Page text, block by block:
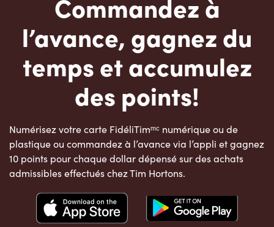
Commandez à
l’avance, gagnez du
temps et accumulez
des points!
Numérisez votre carte FidéliTimᵐᶜ numérique ou de
plastique ou commandez à l’avance via l’appli et gagnez
10 points pour chaque dollar dépensé sur des achats
admissibles effectués chez Tim Hortons.